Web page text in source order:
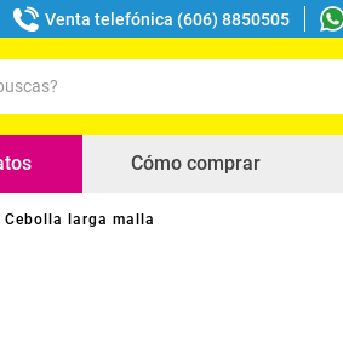
Venta telefónica (606) 8850505
Cómo comprar
Cebolla larga malla
buscados